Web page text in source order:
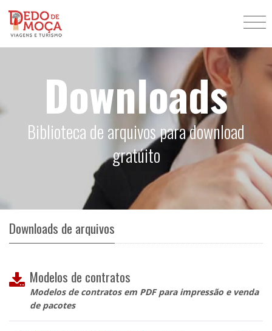
Downloads
Biblioteca de arquivos para download
gratúito
Downloads de arquivos
Modelos de contratos
Modelos de contratos em PDF para impressão e venda
de pacotes